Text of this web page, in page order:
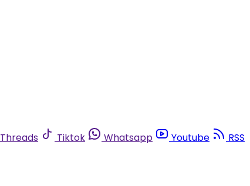
Threads Tiktok Whatsapp Youtube
RSS